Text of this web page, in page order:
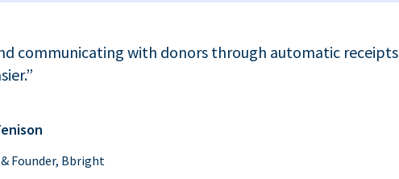
communicating with donors through automatic receipts
Founder, Bbright